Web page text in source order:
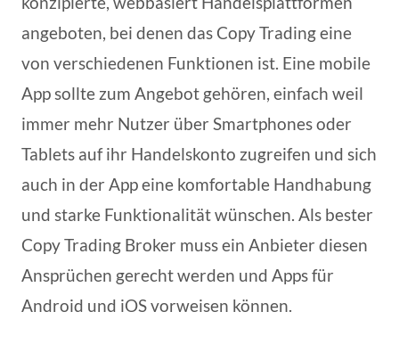
angeboten, bei denen das Copy Trading eine
von verschiedenen Funktionen ist. Eine mobile
App sollte zum Angebot gehören, einfach weil
immer mehr Nutzer über Smartphones oder
Tablets auf ihr Handelskonto zugreifen und sich
auch in der App eine komfortable Handhabung
und starke Funktionalität wünschen. Als bester
Copy Trading Broker muss ein Anbieter diesen
Ansprüchen gerecht werden und Apps für
Android und iOS vorweisen können.